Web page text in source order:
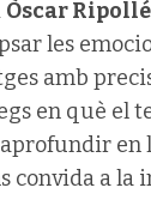
Òscar
les
amb
en què el
en
convida a la